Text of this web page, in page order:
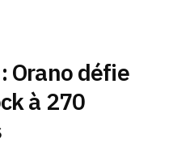
Orano défie
à 270